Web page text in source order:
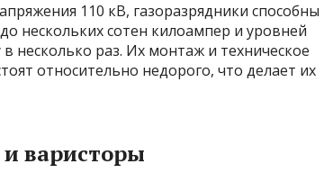
110 кВ, газоразрядники способны
нескольких сотен килоампер и уровней
раз. Их монтаж и техническое
относительно недорого, что делает их
варисторы